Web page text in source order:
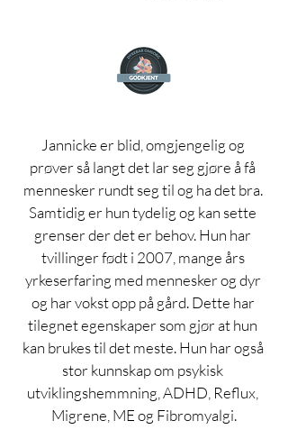
Jannicke er blid, omgjengelig og
prøver så langt det lar seg gjøre å få
mennesker rundt seg til og ha det bra.
Samtidig er hun tydelig og kan sette
grenser der det er behov. Hun har
tvillinger født i 2007, mange års
yrkeserfaring med mennesker og dyr
og har vokst opp på gård. Dette har
tilegnet egenskaper som gjør at hun
kan brukes til det meste. Hun har også
stor kunnskap om psykisk
utviklingshemmning, ADHD, Reflux,
Migrene, ME og Fibromyalgi.